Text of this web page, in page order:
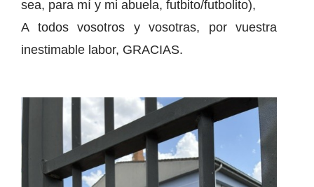
sea, para mí y mi abuela, futbito/futbolito),
A todos vosotros y vosotras, por vuestra
inestimable labor, GRACIAS.